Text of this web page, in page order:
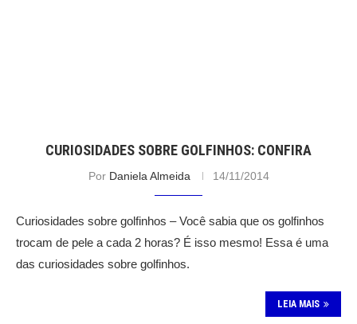
CURIOSIDADES SOBRE GOLFINHOS: CONFIRA
Por Daniela Almeida 14/11/2014
Curiosidades sobre golfinhos – Você sabia que os golfinhos
trocam de pele a cada 2 horas? É isso mesmo! Essa é uma
das curiosidades sobre golfinhos.
LEIA MAIS